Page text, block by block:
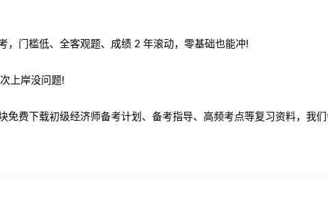
门槛低、全客观题、成绩 2 年滚动，零基础也能冲!
上岸没问题!
免费下载初级经济师备考计划、备考指导、高频考点等复习资料，我